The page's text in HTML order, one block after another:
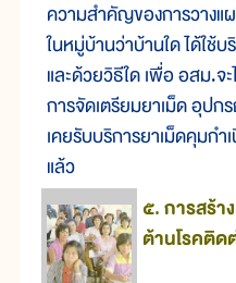
ความสำคัญของการวาง
ในหมู่บ้านว่าบ้านใด ได้ใช้
และด้วยวิธีใด เพื่อ อสม.จ
การจัดเตรียมยาเม็ด อุปก
เคยรับบริการยาเม็ดคุมก
แล้ว
๕. การสร้า
ต้านโรคติ